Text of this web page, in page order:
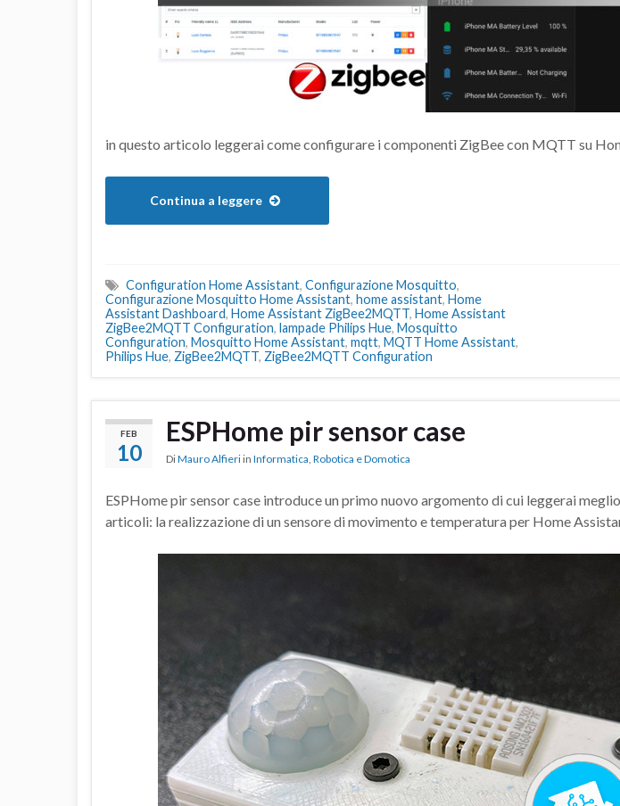
in questo articolo leggerai come configurare i componenti ZigBee con MQTT su
Continua a leggere
Configuration Home Assistant, Configurazione Mosquitto,
Configurazione Mosquitto Home Assistant, home assistant, Home
Assistant Dashboard, Home Assistant ZigBee2MQTT, Home Assistant
ZigBee2MQTT Configuration, lampade Philips Hue, Mosquitto
Configuration, Mosquitto Home Assistant, mqtt, MQTT Home Assistant,
Philips Hue, ZigBee2MQTT, ZigBee2MQTT Configuration
FEB
10
ESPHome pir sensor case
DiMauro Alfieri in Informatica, Robotica e Domotica
ESPHome pir sensor case introduce un primo nuovo argomento di cui leggerai
articoli: la realizzazione di un sensore di movimento e temperatura per Home